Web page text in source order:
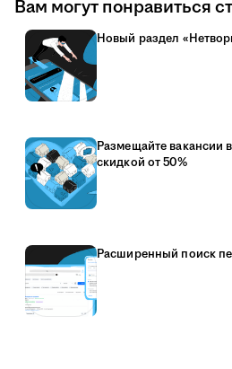
Вам могут понравиться
Новый раздел
Размещайте вакансии
скидкой от 50%
Расширенный поиск